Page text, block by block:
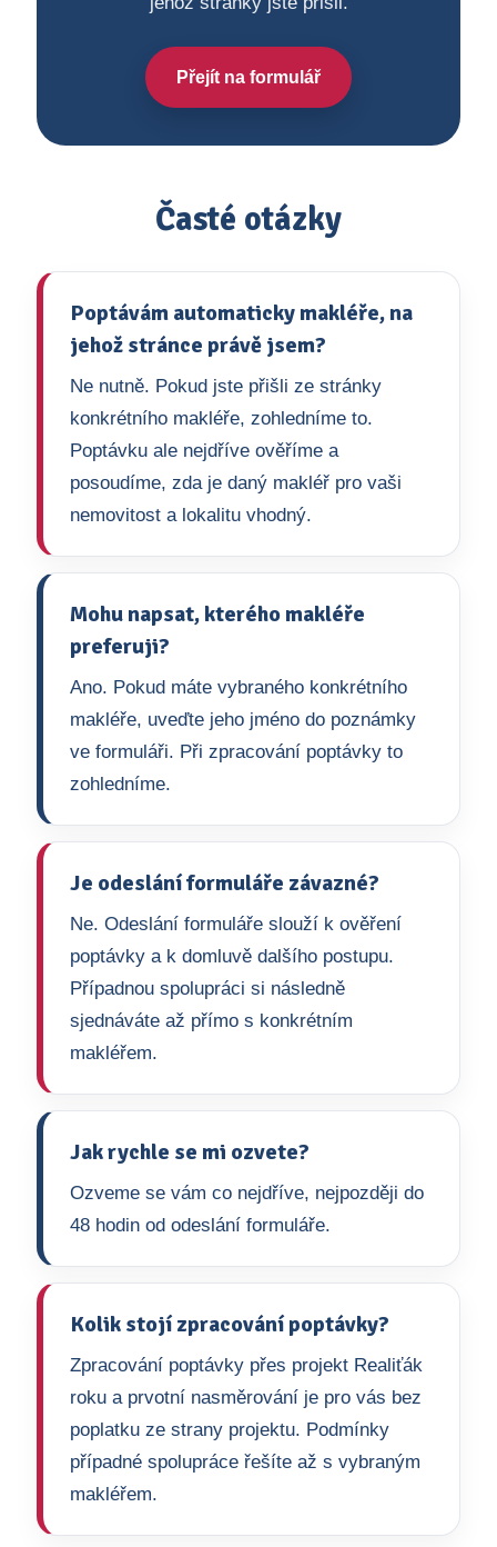
Přejít na formulář
Časté otázky
Poptávám automaticky makléře, na
jehož stránce právě jsem?
Ne nutně. Pokud jste přišli ze stránky
konkrétního makléře, zohledníme to.
Poptávku ale nejdříve ověříme a
posoudíme, zda je daný makléř pro vaši
nemovitost a lokalitu vhodný.
Mohu napsat, kterého makléře
preferuji?
Ano. Pokud máte vybraného konkrétního
makléře, uveďte jeho jméno do poznámky
ve formuláři. Při zpracování poptávky to
zohledníme.
Je odeslání formuláře závazné?
Ne. Odeslání formuláře slouží k ověření
poptávky a k domluvě dalšího postupu.
Případnou spolupráci si následně
sjednáváte až přímo s konkrétním
makléřem.
Jak rychle se mi ozvete?
Ozveme se vám co nejdříve, nejpozději do
48 hodin od odeslání formuláře.
Kolik stojí zpracování poptávky?
Zpracování poptávky přes projekt Realiťák
roku a prvotní nasměrování je pro vás bez
poplatku ze strany projektu. Podmínky
případné spolupráce řešíte až s vybraným
makléřem.